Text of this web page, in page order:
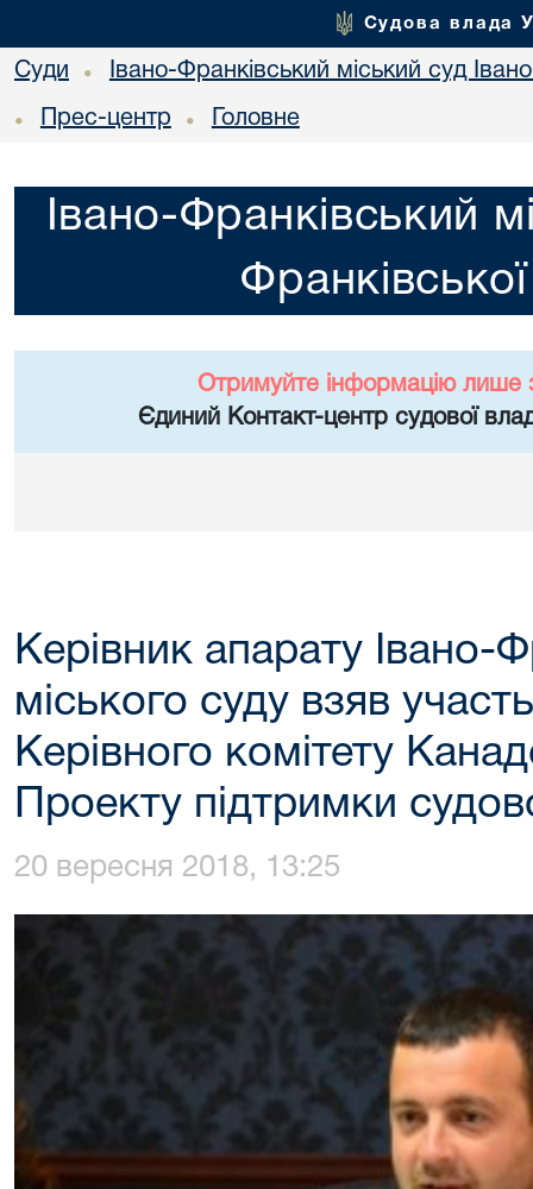
Судова влада
Суди • Івано-Франківський міський суд
• Прес-центр • Головне
Івано-Франківський
Отримуйте інформацію лише
Єдиний Контакт-центр судової
Керівник апарату Івано-
міського суду взяв
Керівного комітету
Проекту підтримки
20 вересня 2018, 13:25